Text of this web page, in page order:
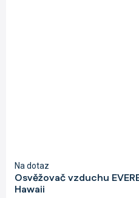
Osvěžovač vzduchu
Hawaii
Na dotaz